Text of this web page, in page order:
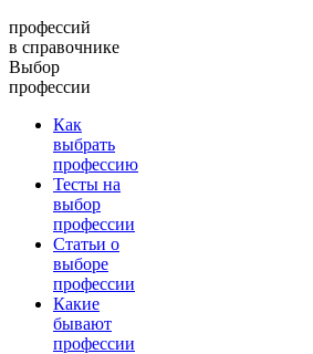
профессий
в справочнике
Выбор
профессии
Как
выбрать
профессию
Тесты на
выбор
профессии
Статьи о
выборе
профессии
Какие
бывают
профессии